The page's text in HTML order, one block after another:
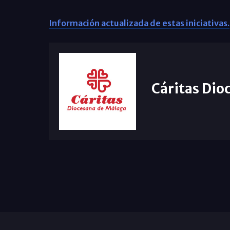
Información actualizada de estas iniciativas.
Cáritas